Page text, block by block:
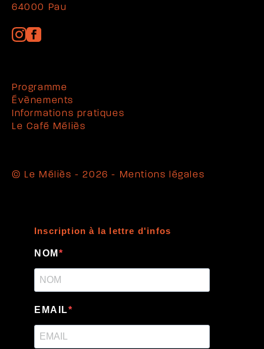
64000 Pau
Programme
Évènements
Informations pratiques
Le Café Méliès
© Le Méliès - 2026 - Mentions légales
Inscription à la lettre d'infos
NOM
EMAIL